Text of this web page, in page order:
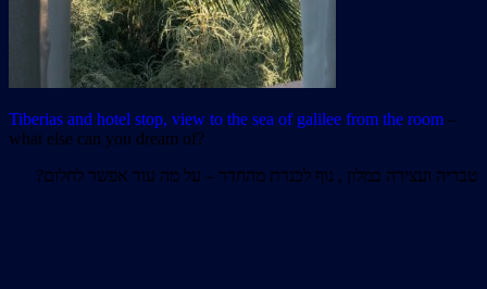
Tiberias and hotel stop, view to the sea of galilee from the room –
what else can you dream of?
טבריה ועצירה במלון , נוף לכנרת מהחדר – על מה עוד אפשר לחלום?